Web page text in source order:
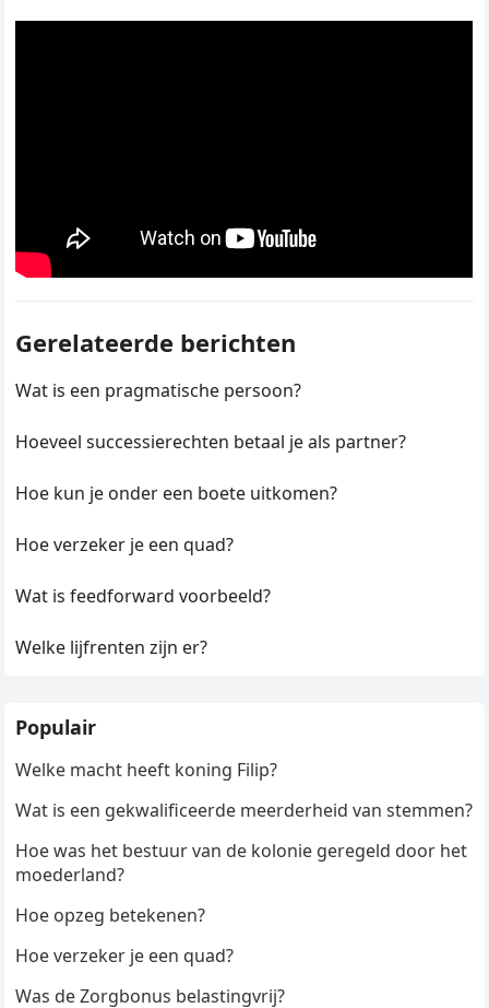
Gerelateerde berichten
Wat is een pragmatische persoon?
Hoeveel successierechten betaal je als partner?
Hoe kun je onder een boete uitkomen?
Hoe verzeker je een quad?
Wat is feedforward voorbeeld?
Welke lijfrenten zijn er?
Populair
Welke macht heeft koning Filip?
Wat is een gekwalificeerde meerderheid van stemmen?
Hoe was het bestuur van de kolonie geregeld door het
moederland?
Hoe opzeg betekenen?
Hoe verzeker je een quad?
Was de Zorgbonus belastingvrij?